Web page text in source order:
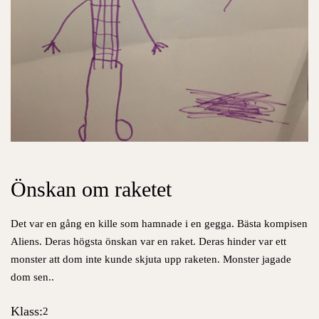
Önskan om raketet
Det var en gång en kille som hamnade i en gegga. Bästa kompisen
Aliens. Deras högsta önskan var en raket. Deras hinder var ett
monster att dom inte kunde skjuta upp raketen. Monster jagade
dom sen..
Klass:2